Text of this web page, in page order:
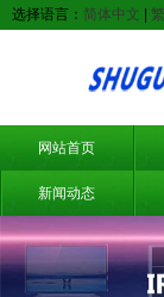
选择语言： 简体中文
网站首页
新闻动态